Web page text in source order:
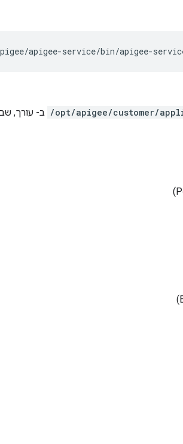
apigee-service/bin/apigee-
/opt/apigee/customer/ ב- עורך,